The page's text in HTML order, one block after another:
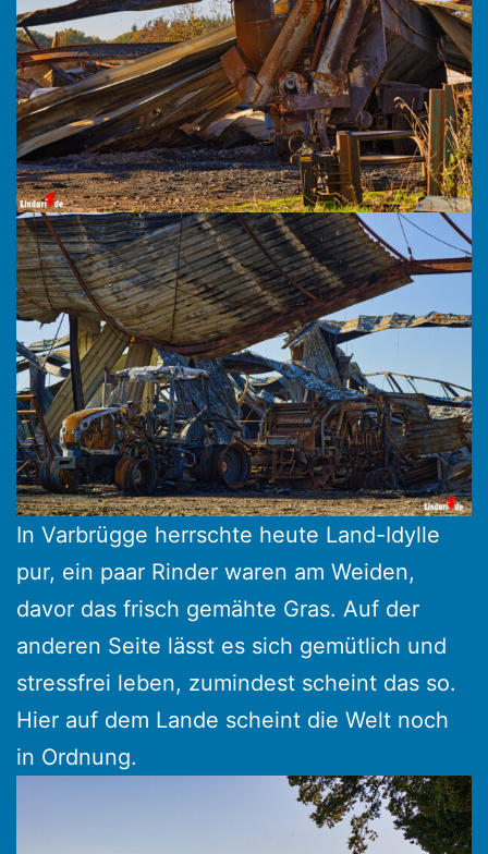
In Varbrügge herrschte heute Land-Idylle
pur, ein paar Rinder waren am Weiden,
davor das frisch gemähte Gras. Auf der
anderen Seite lässt es sich gemütlich und
stressfrei leben, zumindest scheint das so.
Hier auf dem Lande scheint die Welt noch
in Ordnung.